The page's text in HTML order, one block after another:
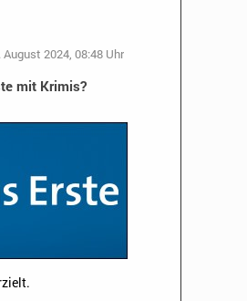
August 2024, 08:48 Uhr
mit Krimis?